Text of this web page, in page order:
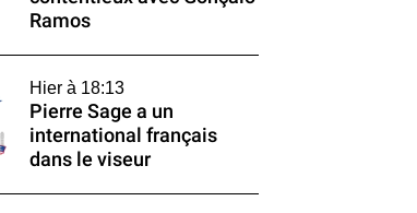
Ramos
Hier à 18:13
Pierre Sage a un
international français
dans le viseur